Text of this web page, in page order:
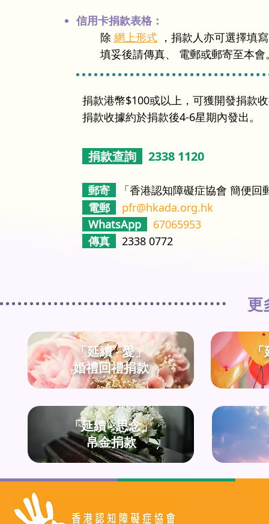
信用卡捐款表格：
除 網上形式 ，捐款人亦可選擇填
填妥後請傳真、 電郵或郵寄至本會
捐款港幣$100或以上，可獲開發捐款
​捐款收據約於捐款後4-6星期內發出。
捐款查詢 2338 1120
郵寄
「香港認知障礙症協會 簡便回
電郵
pfr@hkada.org.hk
WhatsApp
67065953
傳真
2338 0772
更
「延續 ‧ 愛」
婚禮回禮捐款
「延續 ‧ 思念」
帛金捐款